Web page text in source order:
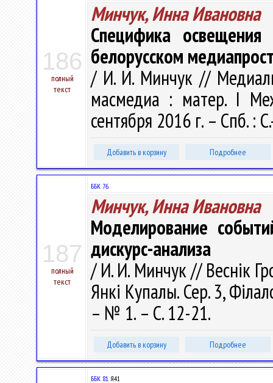
186
полный
текст
Минчук, Инна Ивановна
Специфика
белорусском
/ И. И. Минчук //
масмедиа : матер. I
сентября 2016 г. – Спб. :
Добавить в корзину Подробнее
187
полный
текст
ББК 76.
Минчук, Инна Ивановна
Моделирование
дискурс-анализа
/ И. И. Минчук // Веснік
Янкі Купалы. Сер. 3,
– № 1. – С. 12-21.
Добавить в корзину Подробнее
ББК 81.Я41